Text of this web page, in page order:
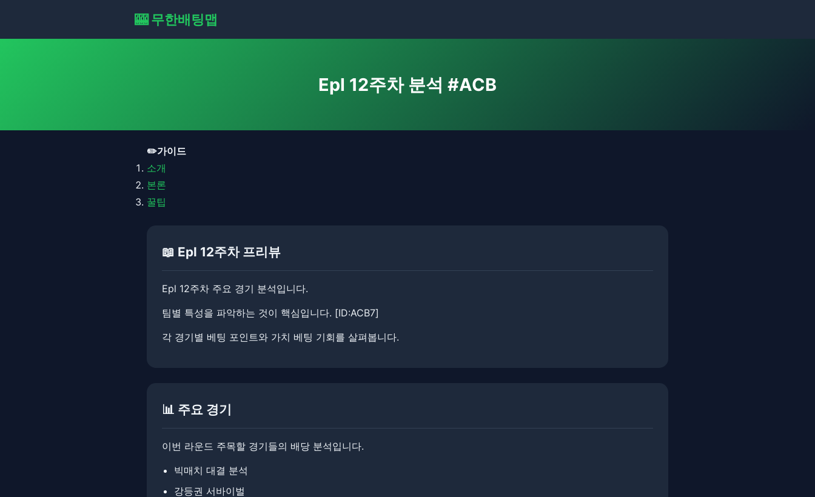
🎰 무한배팅맵
Epl 12주차 분석 #ACB
✏️가이드
소개
본론
꿀팁
📖 Epl 12주차 프리뷰
Epl 12주차 주요 경기 분석입니다.
팀별 특성을 파악하는 것이 핵심입니다. ​[ID:ACB7]
각 경기별 베팅 포인트와 가치 베팅 기회를 살펴봅니다.
📊 주요 경기
이번 라운드 주목할 경기들의 배당 분석입니다.
빅매치 대결 분석
강등권 서바이벌